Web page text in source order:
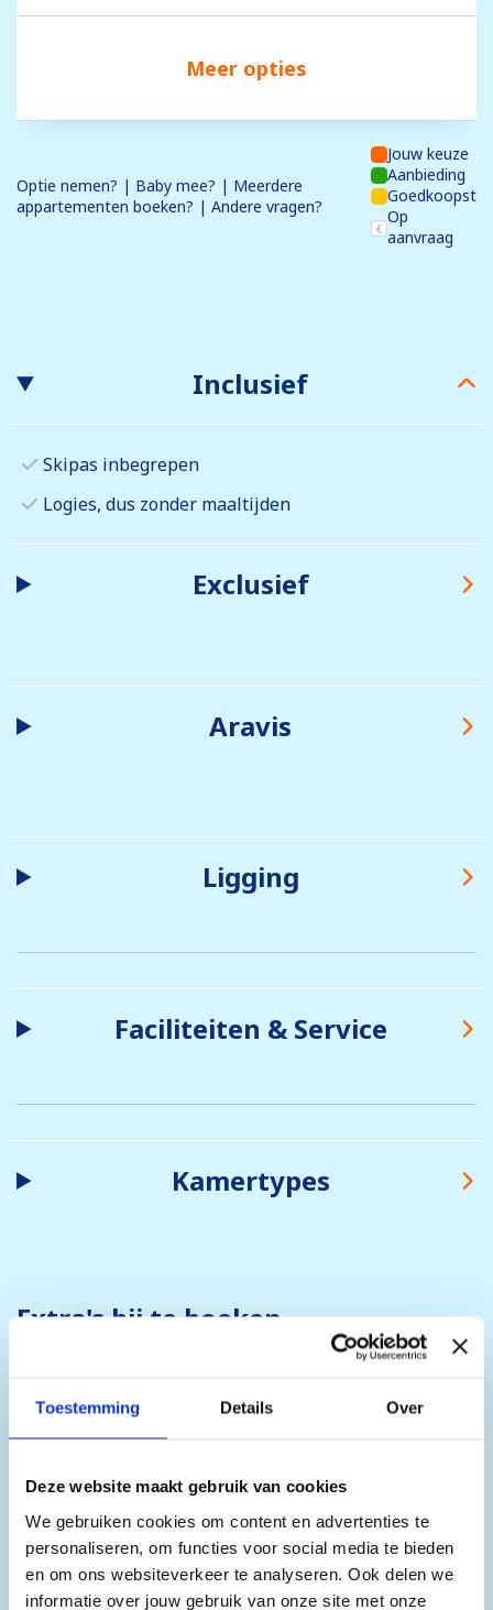
Toestemming Details Over
Deze website maakt gebruik van cookies
We gebruiken cookies om content en advertenties te
personaliseren, om functies voor social media te bieden
en om ons websiteverkeer te analyseren. Ook delen we
informatie over jouw gebruik van onze site met onze
Meer opties
Optie nemen? | Baby mee? | Meerdere
appartementen boeken? | Andere vragen?
Jouw keuze
Aanbieding
Goedkoopst
Op
aanvraag
Inclusief
Skipas inbegrepen
Logies, dus zonder maaltijden
Exclusief
Aravis
Ligging
Faciliteiten & Service
Kamertypes
Extra's bij te boeken
Wanneer je bij ons een vakantie boekt, is de
skipas inbegrepen in de prijs. Je kunt deze
skipas uitbreiden en extra opties aan je
boeking toevoegen. Hieronder vind je alle
mogelijkheden. De prijzen kunnen variëren per
aankomstdatum, daarom tonen we hier alleen
vanafprijzen. De exacte prijzen die voor jou
gelden, vind je in stap 1 van het online
boekingsformulier.